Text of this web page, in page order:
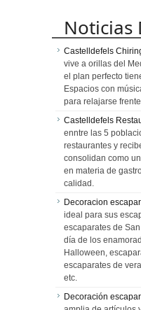
Noticias
Castelldefels
vive a orillas del
el plan perfecto
Espacios con
para relajarse
Castelldefels
enntre las 5
restaurantes y
consolidan como
en materia de
calidad.
Decoracion
ideal para sus
escaparates de
día de los
Halloween,
escaparates de
etc.
Decoración